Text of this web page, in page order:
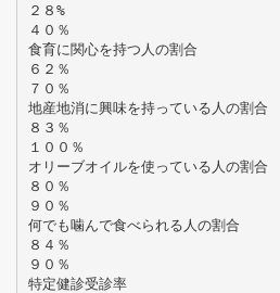
２８%
４０％
食育に関心を持つ人の割合
６２％
７０％
地産地消に興味を持っている人の割合
８３％
１００％
オリーブオイルを使っている人の割合
８０％
９０％
何でも噛んで食べられる人の割合
８４％
９０％
特定健診受診率